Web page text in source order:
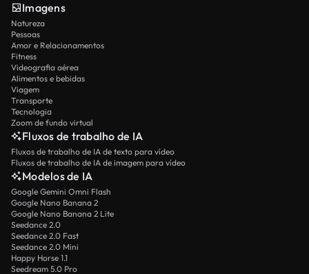
Imagens
Natureza
Pessoas
Amor e Relacionamentos
Fitness
Videografia aérea
Alimentos e bebidas
Viagem
Transporte
Tecnologia
Zoom de fundo virtual
Fluxos de trabalho de IA
Fluxos de trabalho de IA de texto para vídeo
Fluxos de trabalho de IA de imagem para vídeo
Modelos de IA
Google Gemini Omni Flash
Google Nano Banana 2
Google Nano Banana 2 Lite
Seedance 2.0
Seedance 2.0 Fast
Seedance 2.0 Mini
Happy Horse 1.1
Seedream 5.0 Pro